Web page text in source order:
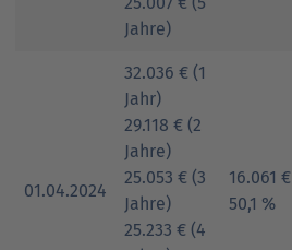
Jahre)
01.04.2024
32.036 € (1
Jahr)
29.118 € (2
Jahre)
25.053 € (3
Jahre)
25.233 € (4
16.061 €
50,1 %